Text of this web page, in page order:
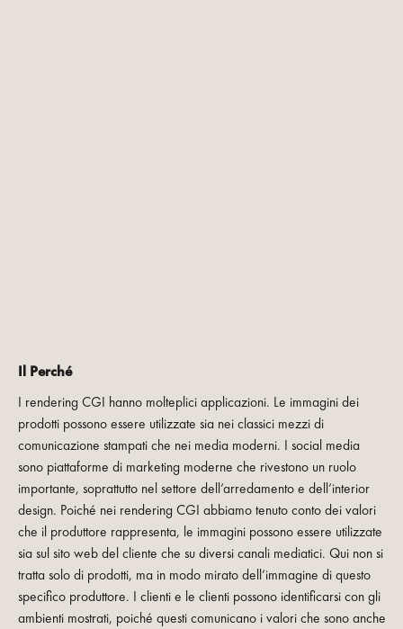
Il Perché
I rendering CGI hanno molteplici applicazioni. Le immagini dei
prodotti possono essere utilizzate sia nei classici mezzi di
comunicazione stampati che nei media moderni. I social media
sono piattaforme di marketing moderne che rivestono un ruolo
importante, soprattutto nel settore dell’arredamento e dell’interior
design. Poiché nei rendering CGI abbiamo tenuto conto dei valori
che il produttore rappresenta, le immagini possono essere utilizzate
sia sul sito web del cliente che su diversi canali mediatici. Qui non si
tratta solo di prodotti, ma in modo mirato dell’immagine di questo
specifico produttore. I clienti e le clienti possono identificarsi con gli
ambienti mostrati, poiché questi comunicano i valori che sono anche